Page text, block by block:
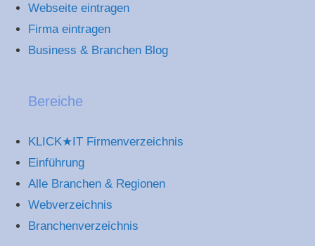
Webseite eintragen
Firma eintragen
Business & Branchen Blog
Bereiche
KLICK★IT Firmenverzeichnis
Einführung
Alle Branchen & Regionen
Webverzeichnis
Branchenverzeichnis